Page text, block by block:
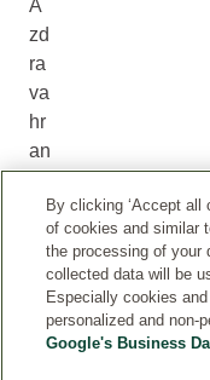
A
zd
ra
va
hr
an
va
zd
uh
pri
By clicking ‘Accept all
of cookies and similar
the processing of your
collected data will be
Especially cookies
personalized and non-
Google's Business